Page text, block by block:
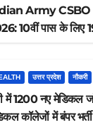
Army
10वीं पास के लिए
उत्तर प्रदेश नौकरी
में 1200 नए मेडिकल
कॉलेजों में बंपर